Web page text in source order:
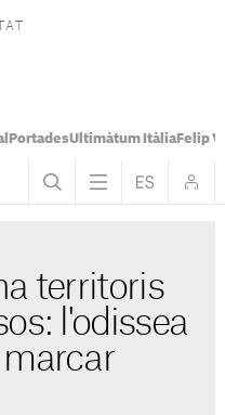
PortadesUltimàtum ItàliaFelip
territoris
l'odissea